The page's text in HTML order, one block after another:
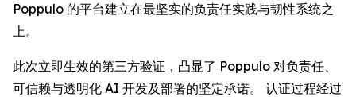
Poppulo 的平台建立在最坚实的负责任实践与韧性系统之
上。
此次立即生效的第三方验证，凸显了 Poppulo 对负责任、
可信赖与透明化 AI 开发及部署的坚定承诺。 认证过程经过